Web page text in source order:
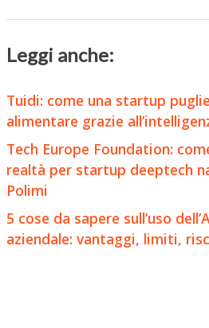
Leggi anche:
Tuidi: come una startup
alimentare grazie
Tech Europe Foundation:
realtà per startup deeptech
Polimi
5 cose da sapere sull’uso
aziendale: vantaggi, limiti,